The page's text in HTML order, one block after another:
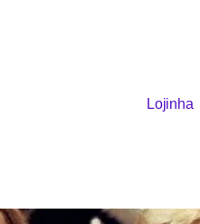
Lojinha